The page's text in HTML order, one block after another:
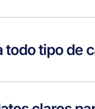
todo tipo de